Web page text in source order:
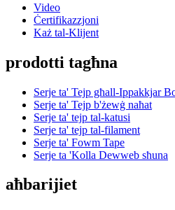
Video
Ċertifikazzjoni
Każ tal-Klijent
prodotti tagħna
Serje ta' Tejp għall-Ippakkjar
Serje ta' Tejp b'żewġ naħat
Serje ta' tejp tal-katusi
Serje ta' tejp tal-filament
Serje ta' Fowm Tape
Serje ta 'Kolla Dewweb sħuna
aħbarijiet